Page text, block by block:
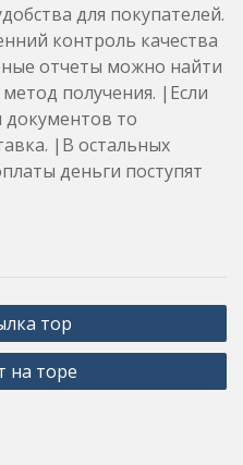
для покупателей.
контроль качества
отчеты можно найти
получения. |Если
документов то
|В остальных
деньги поступят
тор
на торе